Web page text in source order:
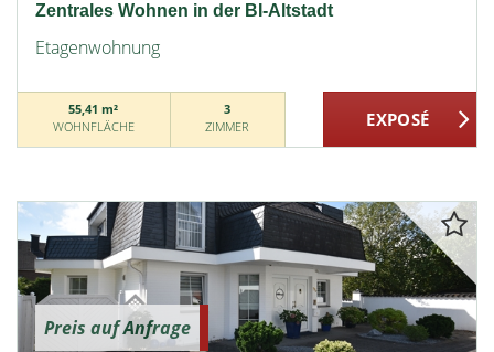
Zentrales Wohnen in der BI-Altstadt
Etagenwohnung
55,41 m²
WOHNFLÄCHE
3
ZIMMER
Preis auf Anfrage